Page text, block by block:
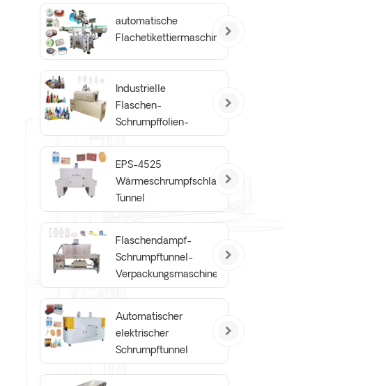
automatische
Flachetikettiermaschine
Industrielle
Flaschen-
Schrumpffolien-
EPS-4525
Wärmeschrumpfschlauch-
Tunnel
Flaschendampf-
Schrumpftunnel-
Verpackungsmaschine
Automatischer
elektrischer
Schrumpftunnel